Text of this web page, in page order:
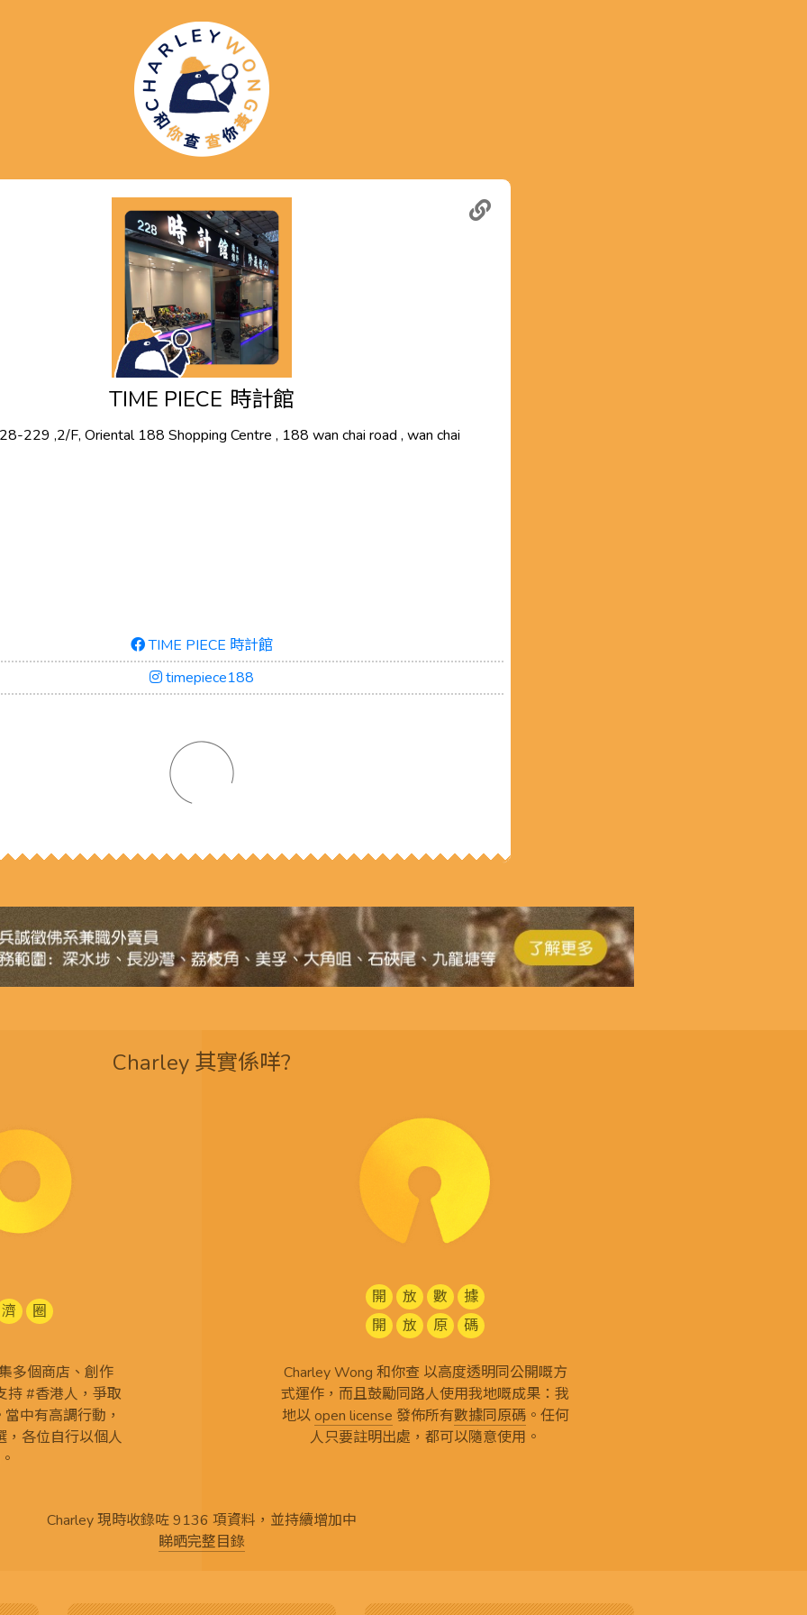
TIME PIECE 時計館
229 ,2/F, Oriental 188 Shopping Centre , 188 wan chai road , wan chai
TIME PIECE 時計館
timepiece188
Charley 其實係咩?
濟 圈
多個商店、創作
持 #香港人，爭取
中有高調行動，
，各位自行以個人
開 放 數
據
開
放 原 碼
Charley Wong 和你查 以高度透明同公開嘅方
式運作，而且鼓勵同路人使用我地嘅成果：我
地以open license 發佈所有數據同原碼。任何
人只要註明出處，都可以隨意使用。
Charley 現時收錄咗 9136 項資料，並持續增加中
睇晒完整目錄